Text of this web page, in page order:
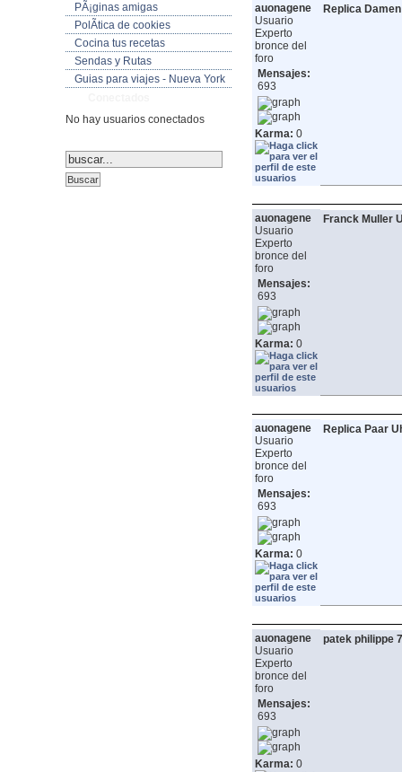
PÃ¡ginas amigas
PolÃ­tica de cookies
Cocina tus recetas
Sendas y Rutas
Guias para viajes - Nueva York
No hay usuarios conectados
auonagene
Usuario
Experto
bronce del
foro
Mensajes:
693
Karma: 0
Replica
auonagene
Usuario
Experto
bronce del
foro
Mensajes:
693
Karma: 0
Franck Muller
auonagene
Usuario
Experto
bronce del
foro
Mensajes:
693
Karma: 0
Replica Paar
auonagene
Usuario
Experto
bronce del
foro
Mensajes:
693
Karma: 0
patek philippe